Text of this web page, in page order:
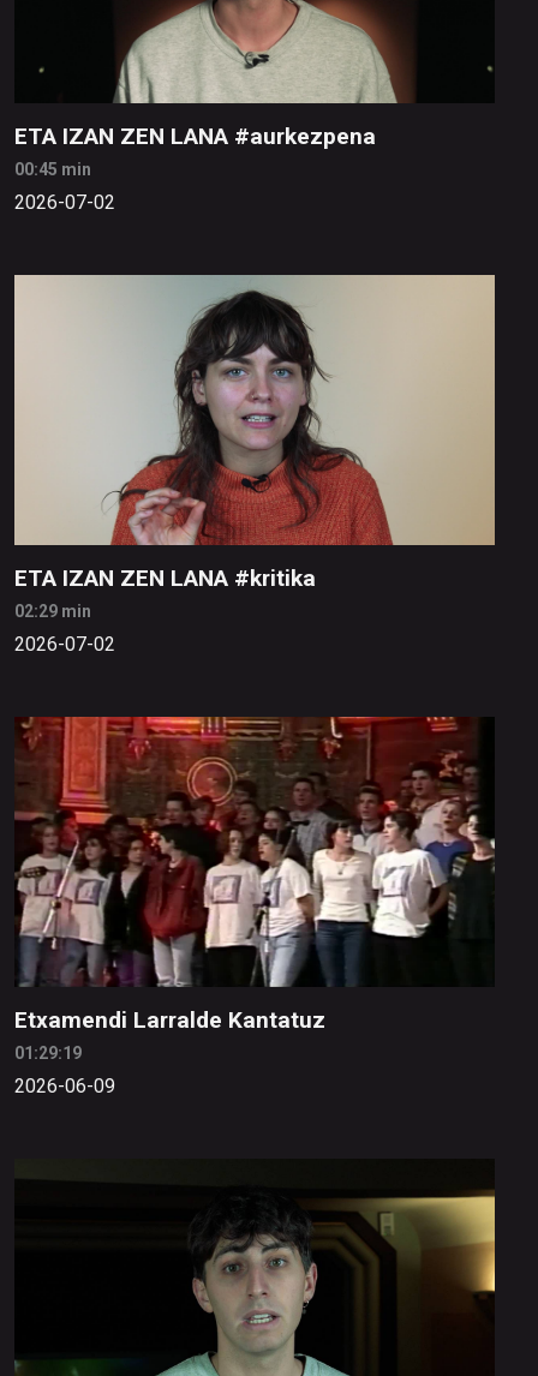
ETA IZAN ZEN LANA #aurkezpena
00:45 min
2026-07-02
ETA IZAN ZEN LANA #kritika
02:29 min
2026-07-02
Etxamendi Larralde Kantatuz
01:29:19
2026-06-09